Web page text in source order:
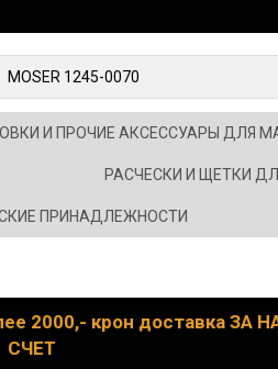
И ПРОЧИЕ АКСЕССУАРЫ ДЛЯ
РАСЧЕСКИ И ЩЕТКИ
ПРИНАДЛЕЖНОСТИ
2000,- крон доставка ЗА
СЧЕТ